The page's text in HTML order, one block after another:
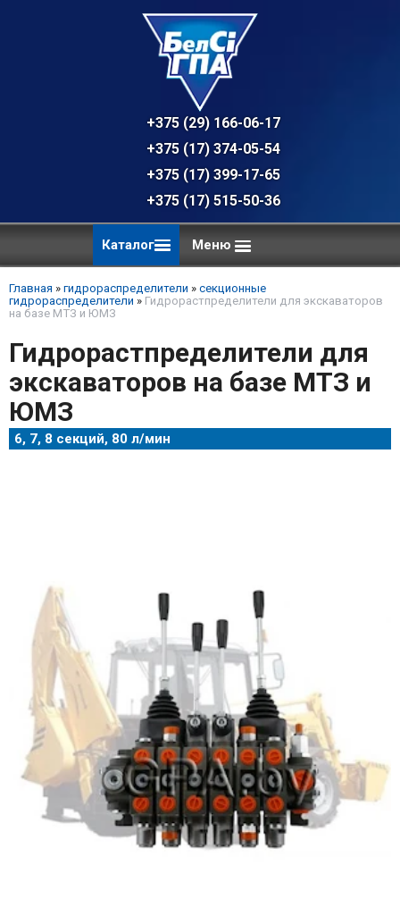
+375 (29) 166-06-17 - техническая
+375 (17) 374-05-54 - общий отдел,
+375 (17) 399-17-65
+375 (17) 515-50-36
Каталог Меню
Главная » гидрораспределители » секционные
гидрораспределители » Гидрорастпределители для экскаваторов
на базе МТЗ и ЮМЗ
Гидрорастпределители для
экскаваторов на базе МТЗ и
ЮМЗ
6, 7, 8 секций, 80 л/мин